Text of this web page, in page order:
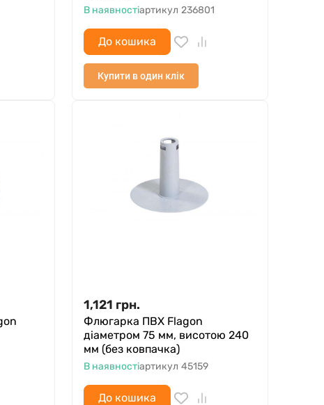
В наявностіартикул 236801
До кошика
Купити в один клік
1,121 грн.
Флюгарка ПВХ Flagon
діаметром 75 мм, висотою 240
мм (без ковпачка)
В наявностіартикул 45159
До кошика